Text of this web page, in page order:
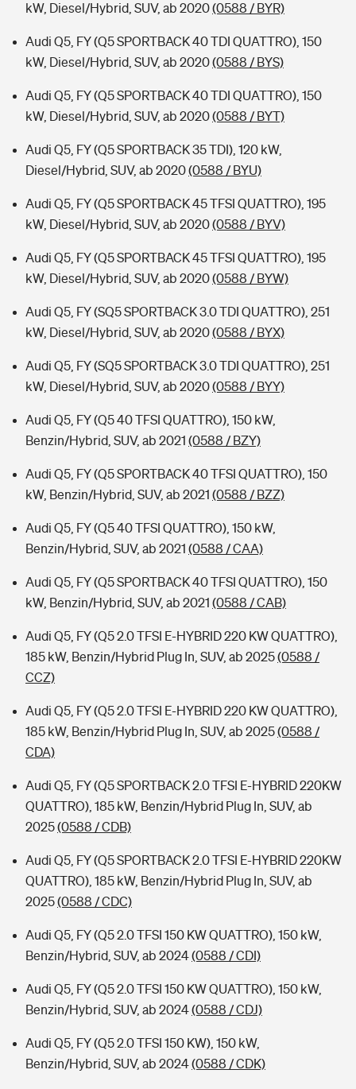
kW, Diesel/Hybrid, SUV, ab 2020(0588 / BYR)
Audi Q5, FY (Q5 SPORTBACK 40 TDI QUATTRO), 150
kW, Diesel/Hybrid, SUV, ab 2020(0588 / BYS)
Audi Q5, FY (Q5 SPORTBACK 40 TDI QUATTRO), 150
kW, Diesel/Hybrid, SUV, ab 2020(0588 / BYT)
Audi Q5, FY (Q5 SPORTBACK 35 TDI), 120 kW,
Diesel/Hybrid, SUV, ab 2020(0588 / BYU)
Audi Q5, FY (Q5 SPORTBACK 45 TFSI QUATTRO), 195
kW, Diesel/Hybrid, SUV, ab 2020(0588 / BYV)
Audi Q5, FY (Q5 SPORTBACK 45 TFSI QUATTRO), 195
kW, Diesel/Hybrid, SUV, ab 2020(0588 / BYW)
Audi Q5, FY (SQ5 SPORTBACK 3.0 TDI QUATTRO), 251
kW, Diesel/Hybrid, SUV, ab 2020(0588 / BYX)
Audi Q5, FY (SQ5 SPORTBACK 3.0 TDI QUATTRO), 251
kW, Diesel/Hybrid, SUV, ab 2020(0588 / BYY)
Audi Q5, FY (Q5 40 TFSI QUATTRO), 150 kW,
Benzin/Hybrid, SUV, ab 2021 (0588 / BZY)
Audi Q5, FY (Q5 SPORTBACK 40 TFSI QUATTRO), 150
kW, Benzin/Hybrid, SUV, ab 2021 (0588 / BZZ)
Audi Q5, FY (Q5 40 TFSI QUATTRO), 150 kW,
Benzin/Hybrid, SUV, ab 2021 (0588 / CAA)
Audi Q5, FY (Q5 SPORTBACK 40 TFSI QUATTRO), 150
kW, Benzin/Hybrid, SUV, ab 2021 (0588 / CAB)
Audi Q5, FY (Q5 2.0 TFSI E-HYBRID 220 KW QUATTRO),
185 kW, Benzin/Hybrid Plug In, SUV, ab 2025(0588 /
CCZ)
Audi Q5, FY (Q5 2.0 TFSI E-HYBRID 220 KW QUATTRO),
185 kW, Benzin/Hybrid Plug In, SUV, ab 2025(0588 /
CDA)
Audi Q5, FY (Q5 SPORTBACK 2.0 TFSI E-HYBRID 220KW
QUATTRO), 185 kW, Benzin/Hybrid Plug In, SUV, ab
2025(0588 / CDB)
Audi Q5, FY (Q5 SPORTBACK 2.0 TFSI E-HYBRID 220KW
QUATTRO), 185 kW, Benzin/Hybrid Plug In, SUV, ab
2025(0588 / CDC)
Audi Q5, FY (Q5 2.0 TFSI 150 KW QUATTRO), 150 kW,
Benzin/Hybrid, SUV, ab 2024(0588 / CDI)
Audi Q5, FY (Q5 2.0 TFSI 150 KW QUATTRO), 150 kW,
Benzin/Hybrid, SUV, ab 2024(0588 / CDJ)
Audi Q5, FY (Q5 2.0 TFSI 150 KW), 150 kW,
Benzin/Hybrid, SUV, ab 2024(0588 / CDK)